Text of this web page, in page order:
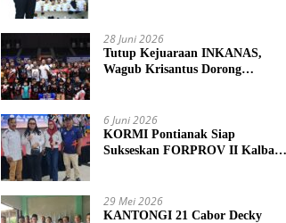
28 Juni 2026
Tutup Kejuaraan INKANAS,
Wagub Krisantus Dorong
6 Juni 2026
KORMI Pontianak Siap
Sukseskan FORPROV II Kalbar
29 Mei 2026
KANTONGI 21 Cabor Decky